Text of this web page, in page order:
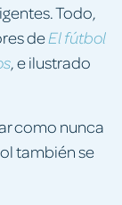
Todo,
deEl fútbol
, e ilustrado
como nunca
también se